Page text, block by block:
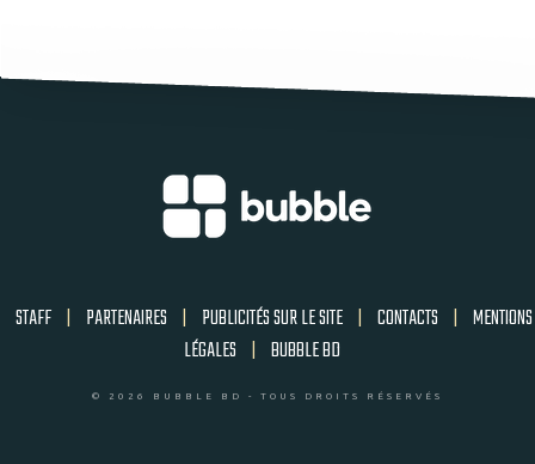
STAFF | PARTENAIRES | PUBLICITÉS SUR LE SITE | CONTACTS | MENTIONS
LÉGALES | BUBBLE BD
© 2026 BUBBLE BD - TOUS DROITS RÉSERVÉS